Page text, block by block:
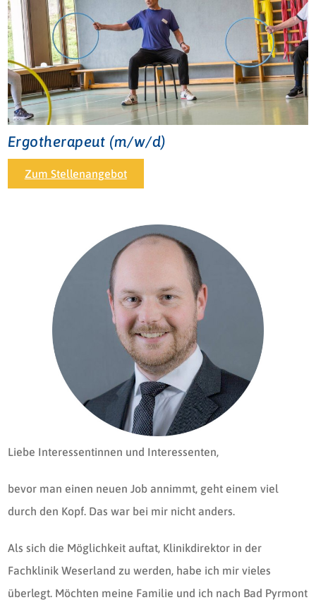
Ergotherapeut (m/w/d)
Zum Stellenangebot
Liebe Interessentinnen und Interessenten,
bevor man einen neuen Job annimmt, geht einem viel
durch den Kopf. Das war bei mir nicht anders.
Als sich die Möglichkeit auftat, Klinikdirektor in der
Fachklinik Weserland zu werden, habe ich mir vieles
überlegt. Möchten meine Familie und ich nach Bad Pyrmont